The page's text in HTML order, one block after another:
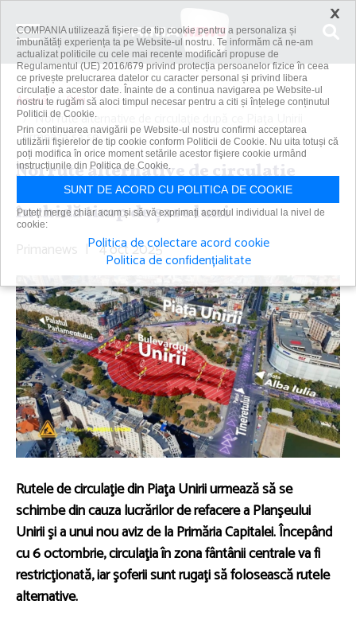
Acasă
Știri
Noi rute alternative de circulaţie după ce Piaţa Unirii
urmează să se...
Noi rute alternative de circulaţie
după ce Piaţa Unirii urmează să se
închidă timp de şase luni
Primanews | 4 oct 2025
Rutele de circulaţie din Piaţa Unirii urmează să se
schimbe din cauza lucrărilor de refacere a Planşeului
Unirii şi a unui nou aviz de la Primăria Capitalei. Începând
cu 6 octombrie, circulaţia în zona fântânii centrale va fi
restricţionată, iar şoferii sunt rugaţi să folosească rutele
alternative.
×
COMPANIA utilizează fişiere de tip cookie pentru a personaliza și
îmbunătăți experiența ta pe Website-ul nostru. Te informăm că ne-am
actualizat politicile cu cele mai recente modificări propuse de
Regulamentul (UE) 2016/679 privind protecția persoanelor fizice în ceea
ce privește prelucrarea datelor cu caracter personal și privind libera
circulație a acestor date. Înainte de a continua navigarea pe Website-ul
nostru te rugăm să aloci timpul necesar pentru a citi și înțelege conținutul
Politicii de Cookie.
Prin continuarea navigării pe Website-ul nostru confirmi acceptarea
utilizării fişierelor de tip cookie conform Politicii de Cookie. Nu uita totuși că
poți modifica în orice moment setările acestor fişiere cookie urmând
instrucțiunile din Politica de Cookie.
SUNT DE ACORD CU POLITICA DE COOKIE
Puteți merge chiar acum și să vă exprimați acordul individual la nivel de
cookie:
Politica de colectare acord cookie
Politica de confidențialitate